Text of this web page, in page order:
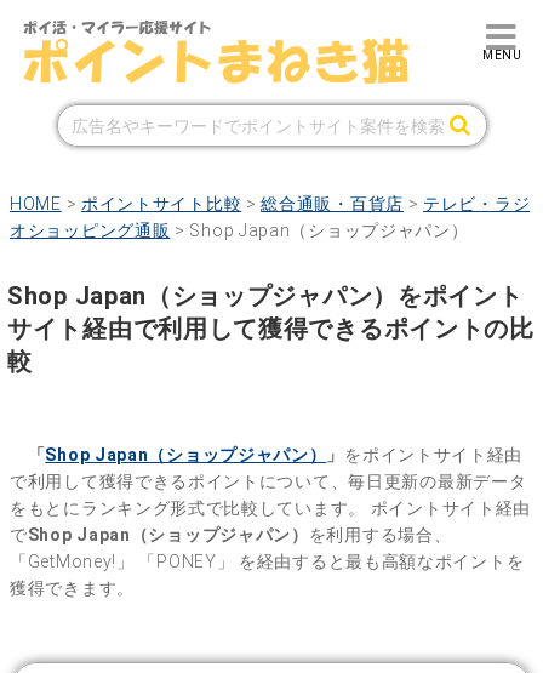
HOME > ポイントサイト比較 >総合通販・百貨店 > テレビ・ラジ
オショッピング通販 > Shop Japan（ショップジャパン）
Shop Japan（ショップジャパン）をポイント
サイト経由で利用して獲得できるポイントの比
較
「 Shop Japan（ショップジャパン） 」 をポイントサイト経由
で利用して獲得できるポイントについて、毎日更新の最新データ
をもとにランキング形式で比較しています。 ポイントサイト経由
でShop Japan（ショップジャパン） を利用する場合、
「GetMoney!」
「PONEY」
を経由すると最も高額なポイントを
獲得できます。